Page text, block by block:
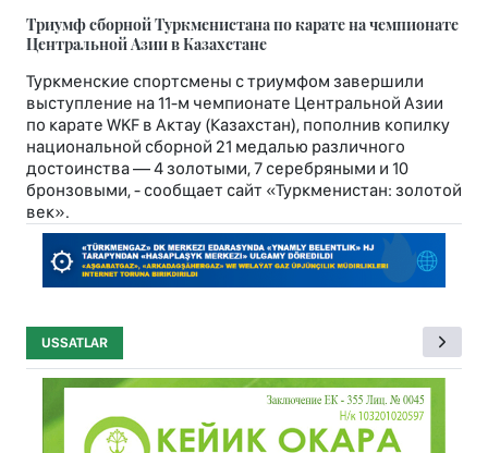
Триумф сборной Туркменистана по карате на чемпионате
Центральной Азии в Казахстане
Туркменские спортсмены с триумфом завершили
выступление на 11-м чемпионате Центральной Азии
по карате WKF в Актау (Казахстан), пополнив копилку
национальной сборной 21 медалью различного
достоинства — 4 золотыми, 7 серебряными и 10
бронзовыми, - сообщает сайт «Туркменистан: золотой
век».
USSATLAR